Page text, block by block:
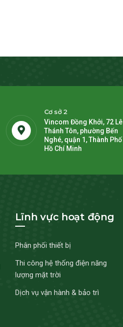
Cơ sở 2
Vincom Đồng Khởi, 72 Lê
Thánh Tôn, phường Bến
Nghé, quận 1, Thành Phố
Hồ Chí Minh
Lĩnh vực hoạt động
Phân phối thiết bị
Thi công hệ thống điện năng
lượng mặt trời
Dịch vụ vận hành & bảo trì